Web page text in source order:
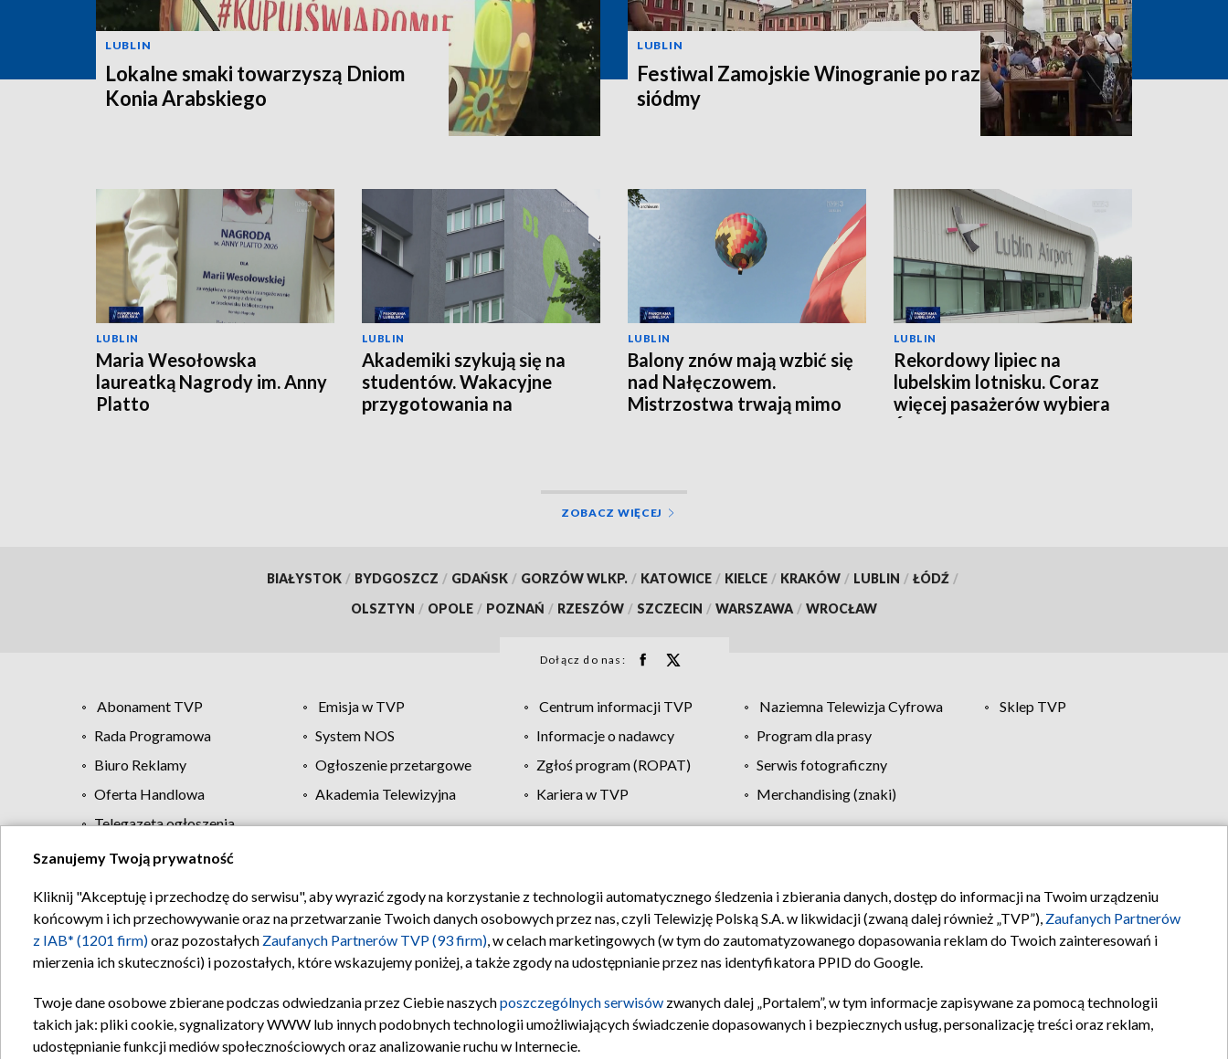
LUBLIN
Lokalne smaki towarzyszą Dniom
Konia Arabskiego
LUBLIN
Festiwal Zamojskie Winogranie po raz
siódmy
LUBLIN
Maria Wesołowska
laureatką Nagrody im. Anny
Platto
LUBLIN
Akademiki szykują się na
studentów. Wakacyjne
przygotowania na
LUBLIN
Balony znów mają wzbić się
nad Nałęczowem.
Mistrzostwa trwają mimo
LUBLIN
Rekordowy lipiec na
lubelskim lotnisku. Coraz
więcej pasażerów wybiera
Świdnik
ZOBACZ WIĘCEJ
BIAŁYSTOK / BYDGOSZCZ / GDAŃSK / GORZÓW WLKP. / KATOWICE / KIELCE / KRAKÓW / LUBLIN / ŁÓDŹ /
OLSZTYN / OPOLE / POZNAŃ / RZESZÓW / SZCZECIN / WARSZAWA / WROCŁAW
Dołącz do nas:
Abonament TVP Emisja w TVP Centrum informacji TVP Naziemna Telewizja Cyfrowa
Sklep TVP
Rada Programowa
System NOS Informacje o nadawcy
Program dla prasy
Biuro Reklamy
Ogłoszenie przetargowe Zgłoś program (ROPAT)
Serwis fotograficzny
Oferta Handlowa
Akademia Telewizyjna Kariera w TVP
Merchandising (znaki)
Telegazeta ogłoszenia
Regulamin TVP Polityka prywatności Moje zgody Pomoc Biuro reklamy Kontakt
Szanujemy Twoją prywatność
Kliknij "Akceptuję i przechodzę do serwisu", aby wyrazić zgody na korzystanie z technologii automatycznego śledzenia i zbierania danych, dostęp do informacji na Twoim urządzeniu
końcowym i ich przechowywanie oraz na przetwarzanie Twoich danych osobowych przez nas, czyli Telewizję Polską S.A. w likwidacji (zwaną dalej również „TVP”), Zaufanych Partnerów
z IAB* (1201 firm)oraz pozostałych Zaufanych Partnerów TVP (93 firm), w celach marketingowych (w tym do zautomatyzowanego dopasowania reklam do Twoich zainteresowań i
mierzenia ich skuteczności) i pozostałych, które wskazujemy poniżej, a także zgody na udostępnianie przez nas identyfikatora PPID do Google.
Twoje dane osobowe zbierane podczas odwiedzania przez Ciebie naszychposzczególnych serwisów zwanych dalej „Portalem”, w tym informacje zapisywane za pomocą technologii
takich jak: pliki cookie, sygnalizatory WWW lub innych podobnych technologii umożliwiających świadczenie dopasowanych i bezpiecznych usług, personalizację treści oraz reklam,
udostępnianie funkcji mediów społecznościowych oraz analizowanie ruchu w Internecie.